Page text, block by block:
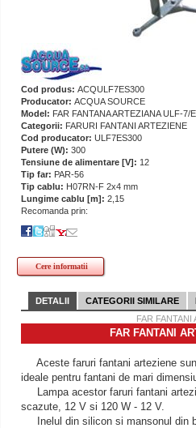
Cod produs: ACQULF7ES300
Producator: ACQUA SOURCE
Model: FAR FANTANA ARTEZIANA ULF-7/
Categorii: FARURI FANTANI ARTEZIENE
Cod producator: ULF7ES300
Putere (W): 300
Tensiune de alimentare [V]: 12
Tip far: PAR-56
Tip cablu: H07RN-F 2x4 mm
Lungime cablu [m]: 2,15
Recomanda prin:
Cere informatii
DETALII CATEGORII SIMILARE
FAR
FAR FANTANI
Aceste faruri fantani arteziene
ideale pentru fantani de mari
Lampa acestor faruri fantani
scazute, 12 V si 120 W - 12 V.
Inelul din silicon si mansonul din